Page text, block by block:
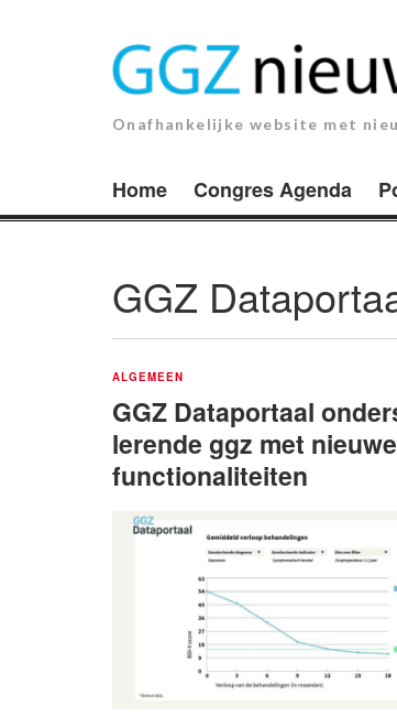
Onafhankelijke website met
Home Congres Agenda
GGZ
ALGEMEEN
GGZ Dataportaal
lerende ggz met nieuwe
functionaliteiten